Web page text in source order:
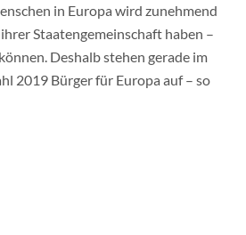
in Europa wird zunehmend
Staatengemeinschaft haben –
Deshalb stehen gerade im
2019 Bürger für Europa auf – so